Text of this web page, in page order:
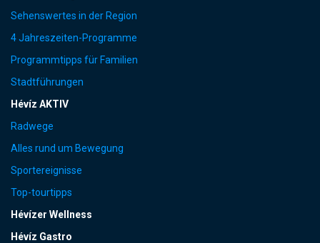
Sehenswertes in der Region
4 Jahreszeiten-Programme
Programmtipps für Familien
Stadtführungen
Hévíz AKTIV
Radwege
Alles rund um Bewegung
Sportereignisse
Top-tourtipps
Hévízer Wellness
Hévíz Gastro